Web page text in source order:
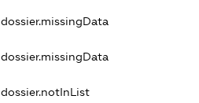
dossier.missingData
dossier.missingData
dossier.notInList